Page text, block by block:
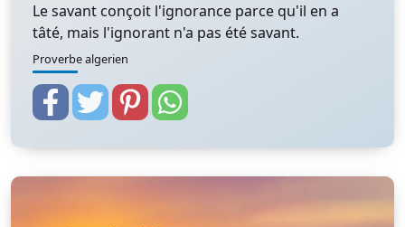
Le savant conçoit l'ignorance parce qu'il en a
tâté, mais l'ignorant n'a pas été savant.
Proverbe algerien